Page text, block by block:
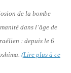
de la bombe
dans l’âge de
: depuis le 6
(Lire plus à ce